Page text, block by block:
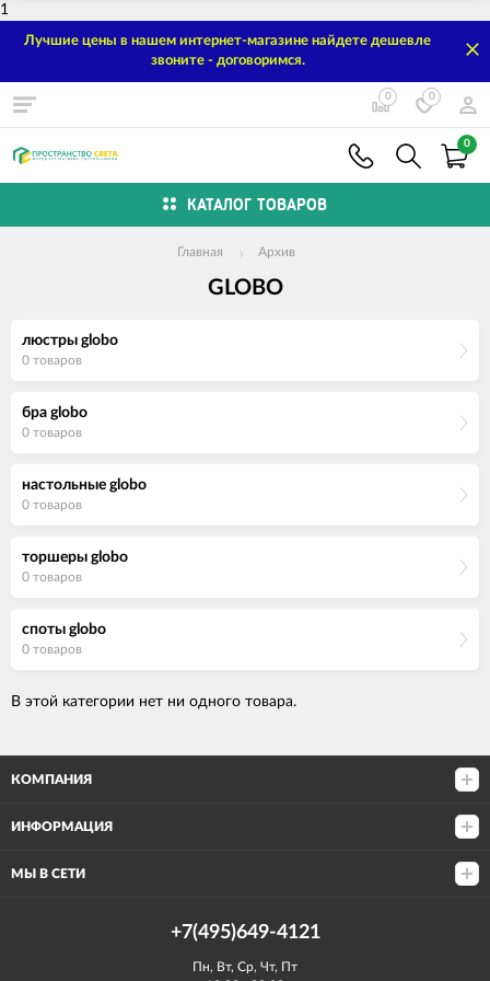
1
Лучшие цены в нашем интернет-магазине найдете дешевле
звоните - договоримся.
0 0
0
КАТАЛОГ ТОВАРОВ
Главная Архив
GLOBO
люстры globo
0 товаров
бра globo
0 товаров
настольные globo
0 товаров
торшеры globo
0 товаров
споты globo
0 товаров
В этой категории нет ни одного товара.
КОМПАНИЯ
ИНФОРМАЦИЯ
МЫ В СЕТИ
+7(495)649-4121
Пн, Вт, Ср, Чт, Пт